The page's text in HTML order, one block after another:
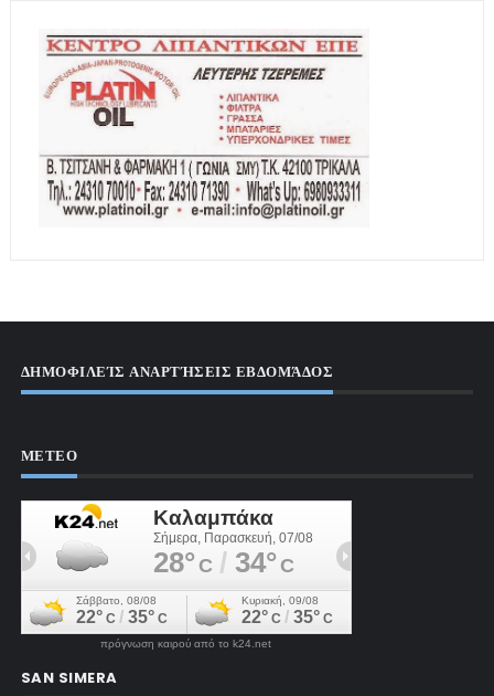
ΔΗΜΟΦΙΛΕΊΣ ΑΝΑΡΤΉΣΕΙΣ ΕΒΔΟΜΆΔΟΣ
ΜΕΤΕΟ
πρόγνωση καιρού από το k24.net
SAN SIMERA